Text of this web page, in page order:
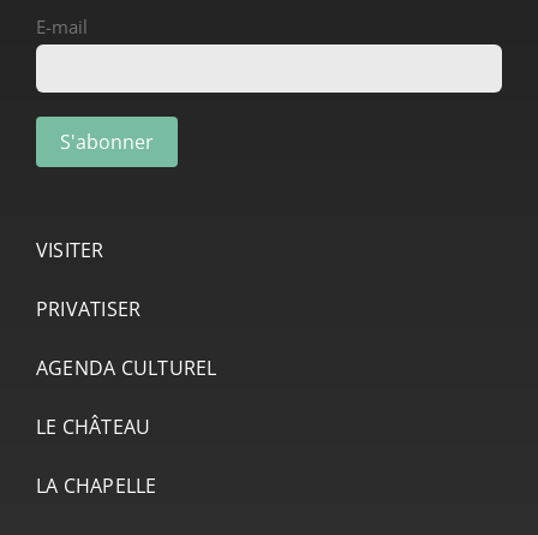
E-mail
VISITER
PRIVATISER
AGENDA CULTUREL
LE CHÂTEAU
LA CHAPELLE